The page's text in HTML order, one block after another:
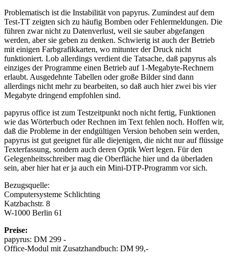
Problematisch ist die Instabilität von papyrus. Zumindest auf dem
Test-TT zeigten sich zu häufig Bomben oder Fehlermeldungen. Die
führen zwar nicht zu Datenverlust, weil sie sauber abgefangen
werden, aber sie geben zu denken. Schwierig ist auch der Betrieb
mit einigen Farbgrafikkarten, wo mitunter der Druck nicht
funktioniert. Lob allerdings verdient die Tatsache, daß papyrus als
einziges der Programme einen Betrieb auf 1-Megabyte-Rechnern
erlaubt. Ausgedehnte Tabellen oder große Bilder sind dann
allerdings nicht mehr zu bearbeiten, so daß auch hier zwei bis vier
Megabyte dringend empfohlen sind.
papyrus office ist zum Testzeitpunkt noch nicht fertig, Funktionen
wie das Wörterbuch oder Rechnen im Text fehlen noch. Hoffen wir,
daß die Probleme in der endgültigen Version behoben sein werden,
papyrus ist gut geeignet für alle diejenigen, die nicht nur auf flüssige
Texterfassung, sondern auch deren Optik Wert legen. Für den
Gelegenheitsschreiber mag die Oberfläche hier und da überladen
sein, aber hier hat er ja auch ein Mini-DTP-Programm vor sich.
Bezugsquelle:
Computersysteme Schlichting
Katzbachstr. 8
W-1000 Berlin 61
Preise:
papyrus: DM 299 -
Office-Modul mit Zusatzhandbuch: DM 99,-